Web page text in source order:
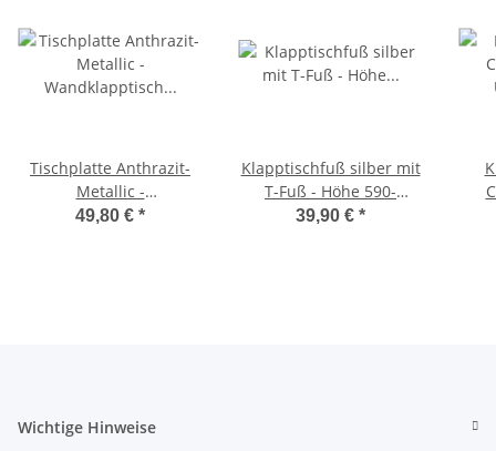
Tischplatte Anthrazit-
Metallic -
Wandklapptisch
49,80 € *
Klapptischfuß silber mit
T-Fuß - Höhe 590-
780mm Gelenk oben
39,90 € *
Wichtige Hinweise